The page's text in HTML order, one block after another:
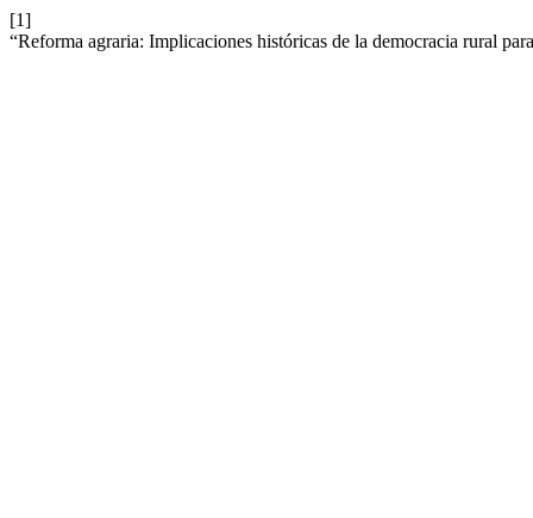
[1]
“Reforma agraria: Implicaciones históricas de la democracia rural